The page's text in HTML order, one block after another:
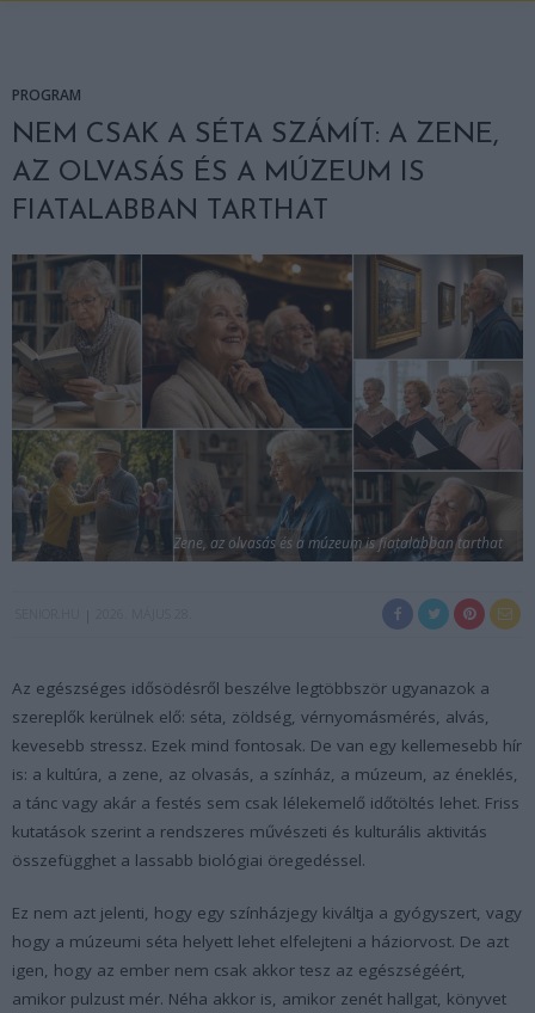
PROGRAM
NEM CSAK A SÉTA SZÁMÍT: A ZENE,
AZ OLVASÁS ÉS A MÚZEUM IS
FIATALABBAN TARTHAT
Zene, az olvasás és a múzeum is fiatalabban tarthat
Az egészséges idősödésről beszélve legtöbbször ugyanazok a
szereplők kerülnek elő: séta, zöldség, vérnyomásmérés, alvás,
kevesebb stressz. Ezek mind fontosak. De van egy kellemesebb hír
is: a kultúra, a zene, az olvasás, a színház, a múzeum, az éneklés,
a tánc vagy akár a festés sem csak lélekemelő időtöltés lehet. Friss
kutatások szerint a rendszeres művészeti és kulturális aktivitás
összefügghet a lassabb biológiai öregedéssel.
Ez nem azt jelenti, hogy egy színházjegy kiváltja a gyógyszert, vagy
hogy a múzeumi séta helyett lehet elfelejteni a háziorvost. De azt
igen, hogy az ember nem csak akkor tesz az egészségéért,
amikor pulzust mér. Néha akkor is, amikor zenét hallgat, könyvet